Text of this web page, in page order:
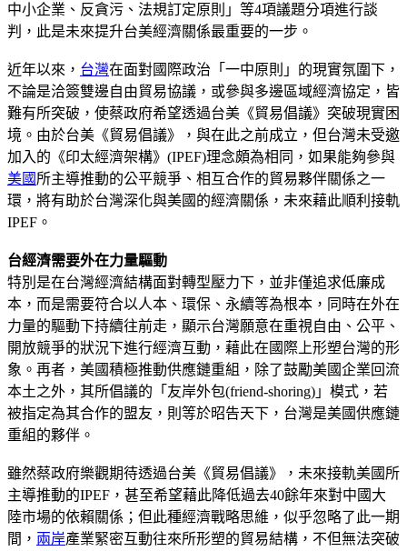
中小企業、反貪污、法規訂定原則」等4項議題分項進行談
判，此是未來提升台美經濟關係最重要的一步。
近年以來， 台灣在面對國際政治「一中原則」的現實氛圍下，
不論是洽簽雙邊自由貿易協議，或參與多邊區域經濟協定，皆
難有所突破，使蔡政府希望透過台美《貿易倡議》突破現實困
境。由於台美《貿易倡議》，與在此之前成立，但台灣未受邀
加入的《印太經濟架構》(IPEF)理念頗為相同，如果能夠參與
美國 所主導推動的公平競爭、相互合作的貿易夥伴關係之一
環，將有助於台灣深化與美國的經濟關係，未來藉此順利接軌
IPEF。
台經濟需要外在力量驅動
特別是在台灣經濟結構面對轉型壓力下，並非僅追求低廉成
本，而是需要符合以人本、環保、永續等為根本，同時在外在
力量的驅動下持續往前走，顯示台灣願意在重視自由、公平、
開放競爭的狀況下進行經濟互動，藉此在國際上形塑台灣的形
象。再者，美國積極推動供應鏈重組，除了鼓勵美國企業回流
本土之外，其所倡議的「友岸外包(friend-shoring)」模式，若
被指定為其合作的盟友，則等於昭告天下，台灣是美國供應鏈
重組的夥伴。
雖然蔡政府樂觀期待透過台美《貿易倡議》，未來接軌美國所
主導推動的IPEF，甚至希望藉此降低過去40餘年來對中國大
陸市場的依賴關係；但此種經濟戰略思維，似乎忽略了此一期
間， 兩岸產業緊密互動往來所形塑的貿易結構，不但無法突破